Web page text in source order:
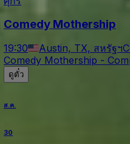
Comedy Mothership
19:30 Austin, TX, สหรัฐฯ
Comedy Mothership -
ดูตั๋ว
ส.ค.
30